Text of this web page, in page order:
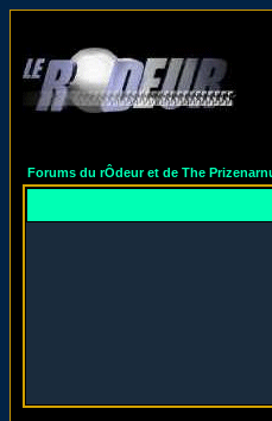
Forums du rÔdeur et de The